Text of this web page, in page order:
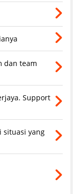
dan team
Support
situasi yang